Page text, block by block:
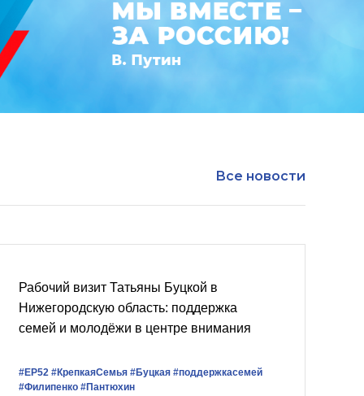
Все новости
Рабочий визит Татьяны Буцкой в
Нижегородскую область: поддержка
семей и молодёжи в центре внимания
#ЕР52 #КрепкаяСемья #Буцкая #поддержкасемей
#Филипенко #Пантюхин